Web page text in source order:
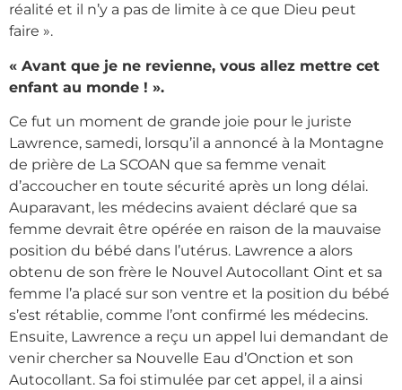
réalité et il n’y a pas de limite à ce que Dieu peut
faire ».
« Avant que je ne revienne, vous allez mettre cet
enfant au monde ! ».
Ce fut un moment de grande joie pour le juriste
Lawrence, samedi, lorsqu’il a annoncé à la Montagne
de prière de La SCOAN que sa femme venait
d’accoucher en toute sécurité après un long délai.
Auparavant, les médecins avaient déclaré que sa
femme devrait être opérée en raison de la mauvaise
position du bébé dans l’utérus. Lawrence a alors
obtenu de son frère le Nouvel Autocollant Oint et sa
femme l’a placé sur son ventre et la position du bébé
s’est rétablie, comme l’ont confirmé les médecins.
Ensuite, Lawrence a reçu un appel lui demandant de
venir chercher sa Nouvelle Eau d’Onction et son
Autocollant. Sa foi stimulée par cet appel, il a ainsi